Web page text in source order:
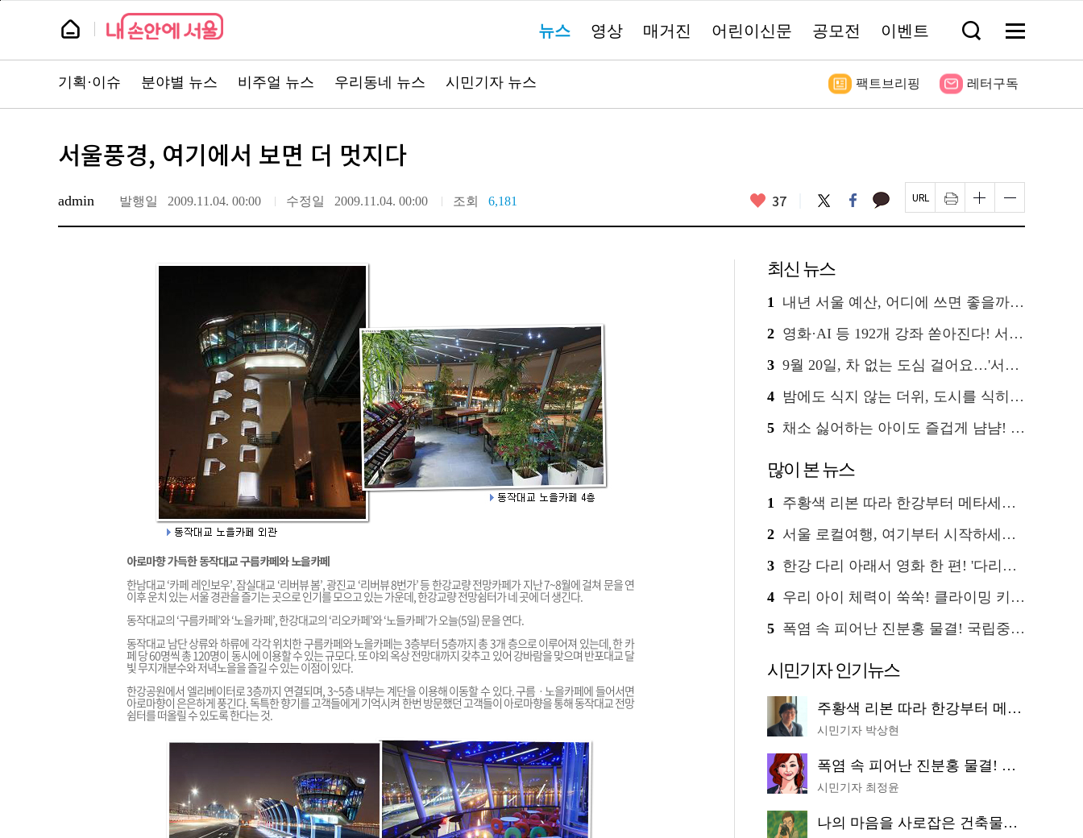
기
뉴
스
룸
스
로
가
뉴스 영상 매거진 어린이신문 공모전 이벤트 검
창
기
메
전
보
스
주
서
로
가
기획·이슈 분야별 뉴스 비주얼 뉴스 우리동네 뉴스 시민기자 뉴스 팩트브리핑 레터구독
서울풍경, 여기에서 보면 더 멋지다
admin 발행일 2009.11.04. 00:00 수정일 2009.11.04. 00:00 조회 6,181 좋
요
37
트
위
페
이
북
카
카
톡
페
이
지
인
쇄
하
글
자
크
하
기
글
자
크
하
기
아로마향 가득한 동작대교 구름카페와 노을카페
한남대교 ‘카페 레인보우’, 잠실대교 ‘리버뷰 봄’, 광진교 ‘리버뷰 8번가’ 등 한강교량 전망카페가 지난 7~8월에 걸쳐 문을 연
이후 운치 있는 서울 경관을 즐기는 곳으로 인기를 모으고 있는 가운데, 한강교량 전망쉼터가 네 곳에 더 생긴다.
동작대교의 ‘구름카페’와 ‘노을카페’, 한강대교의 ‘리오카페’와 ‘노들카페’가 오늘(5일) 문을 연다.
동작대교 남단 상류와 하류에 각각 위치한 구름카페와 노을카페는 3층부터 5층까지 총 3개 층으로 이루어져 있는데, 한 카
페 당 60명씩 총 120명이 동시에 이용할 수 있는 규모다. 또 야외 옥상 전망대까지 갖추고 있어 강바람을 맞으며 반포대교 달
빛 무지개분수와 저녁노을을 즐길 수 있는 이점이 있다.
한강공원에서 엘리베이터로 3층까지 연결되며, 3~5층 내부는 계단을 이용해 이동할 수 있다. 구름ㆍ노을카페에 들어서면
아로마향이 은은하게 풍긴다. 독특한 향기를 고객들에게 기억시켜 한번 방문했던 고객들이 아로마향을 통해 동작대교 전망
쉼터를 떠올릴 수 있도록 한다는 것.
최신 뉴스
1 내년 서울 예산, 어디에 쓰면 좋을까요? 온라인 투표
2 영화·AI 등 192개 강좌 쏟아진다! 서울시민대학 선착순 신청
3 9월 20일, 차 없는 도심 걸어요…'서울 걷자 페스티벌' 선착순 5천명
4 밤에도 식지 않는 더위, 도시를 식히는 시원한 해법은?
5 채소 싫어하는 아이도 즐겁게 냠냠! '찾아가는 서울시 식생활 교육' 현장
많이 본 뉴스
1 주황색 리본 따라 한강부터 메타세쿼이아 숲길까지…서울둘레길 15코스
2 서울 로컬여행, 여기부터 시작하세요 '서울에디션25'
3 한강 다리 아래서 영화 한 편! '다리밑 영화관' 무료 상영
4 우리 아이 체력이 쑥쑥! 클라이밍 키즈카페·어린이 체력장
5 폭염 속 피어난 진분홍 물결! 국립중앙박물관 배롱나무 명소
시민기자 인기뉴스
주황색 리본 따라 한강부터 메타세쿼이아 숲길까지…서울둘레길 15코스
시민기자 박상현
폭염 속 피어난 진분홍 물결! 국립중앙박물관 배롱나무 명소
시민기자 최정윤
나의 마음을 사로잡은 건축물은? '서울시 건축상' 수상작 공개!
으